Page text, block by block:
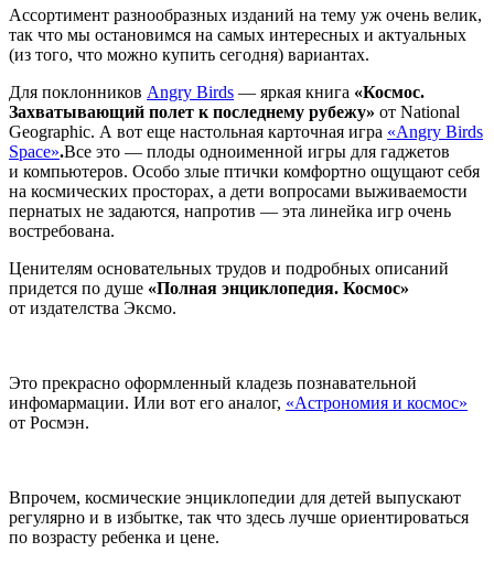
Ассортимент разнообразных изданий на тему уж очень велик,
так что мы остановимся на самых интересных и актуальных
(из того, что можно купить сегодня) вариантах.
Для поклонников Angry Birds — яркая книга «Космос.
Захватывающий полет к последнему рубежу» от National
Geographic. А вот еще настольная карточная игра «Angry Birds
Space».Все это — плоды одноименной игры для гаджетов
и компьютеров. Особо злые птички комфортно ощущают себя
на космических просторах, а дети вопросами выживаемости
пернатых не задаются, напротив — эта линейка игр очень
востребована.
Ценителям основательных трудов и подробных описаний
придется по душе «Полная энциклопедия. Космос»
от издателства Эксмо.
Это прекрасно оформленный кладезь познавательной
инфомармации. Или вот его аналог, «Астрономия и космос»
от Росмэн.
Впрочем, космические энциклопедии для детей выпускают
регулярно и в избытке, так что здесь лучше ориентироваться
по возрасту ребенка и цене.